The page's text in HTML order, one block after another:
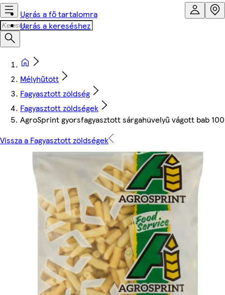
Ugrás a fő tartalomra
Ugrás a kereséshez
Mélyhűtött
Fagyasztott zöldség
Fagyasztott zöldségek
AgroSprint gyorsfagyasztott sárgahüvelyű vágott bab
Vissza a Fagyasztott zöldségek